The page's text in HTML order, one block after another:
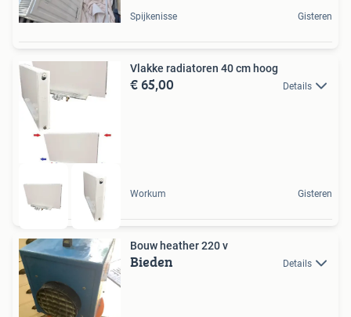
Spijkenisse Gisteren
Vlakke radiatoren 40 cm hoog
€ 65,00 Details
Workum Gisteren
Bouw heather 220 v
Bieden Details